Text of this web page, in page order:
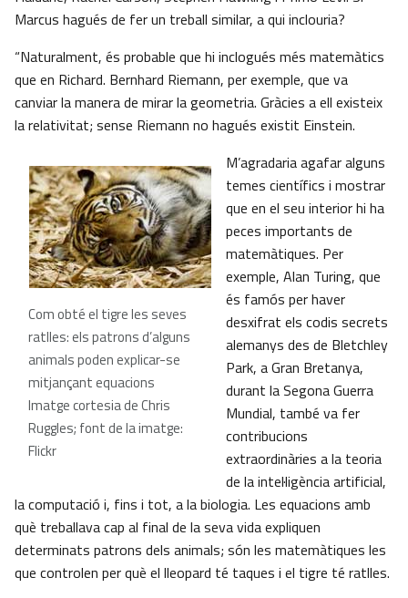
Marcus hagués de fer un treball similar, a qui inclouria?
“Naturalment, és probable que hi inclogués més matemàtics
que en Richard. Bernhard Riemann, per exemple, que va
canviar la manera de mirar la geometria. Gràcies a ell existeix
la relativitat; sense Riemann no hagués existit Einstein.
Com obté el tigre les seves
ratlles: els patrons d’alguns
animals poden explicar-se
mitjançant equacions
Imatge cortesia de Chris
Ruggles; font de la imatge:
Flickr
M’agradaria agafar alguns
temes científics i mostrar
que en el seu interior hi ha
peces importants de
matemàtiques. Per
exemple, Alan Turing, que
és famós per haver
desxifrat els codis secrets
alemanys des de Bletchley
Park, a Gran Bretanya,
durant la Segona Guerra
Mundial, també va fer
contribucions
extraordinàries a la teoria
de la intel·ligència artificial,
la computació i, fins i tot, a la biologia. Les equacions amb
què treballava cap al final de la seva vida expliquen
determinats patrons dels animals; són les matemàtiques les
que controlen per què el lleopard té taques i el tigre té ratlles.